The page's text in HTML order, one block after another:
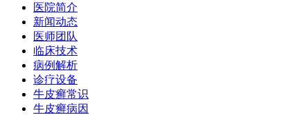
医院简介
新闻动态
医师团队
临床技术
病例解析
诊疗设备
牛皮癣常识
牛皮癣病因